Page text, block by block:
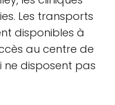
Les transports
disponibles à
au centre de
disposent pas